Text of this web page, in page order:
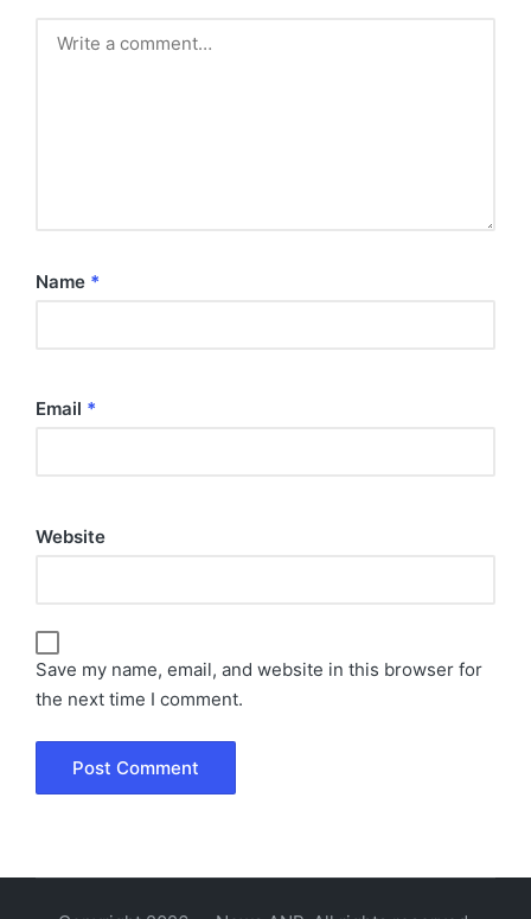
Name *
Email *
Website
Save my name, email, and website in this browser for
the next time I comment.